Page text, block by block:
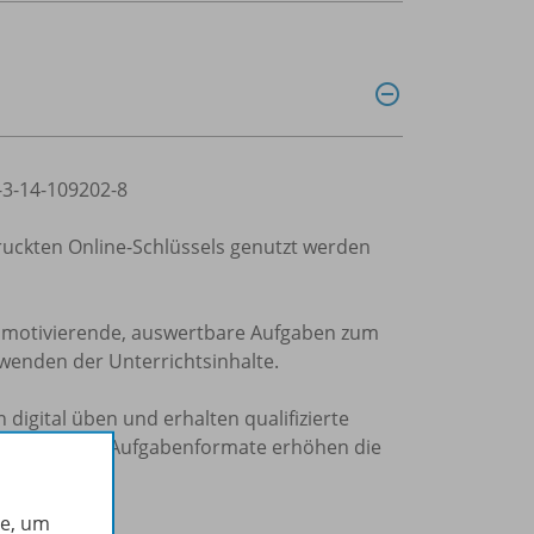
14-109202-8
Online-Schlüssels genutzt werden
auswertbare Aufgaben zum
der Unterrichtsinhalte.
digital üben und erhalten qualifizierte
Aufgabenformate erhöhen die
um